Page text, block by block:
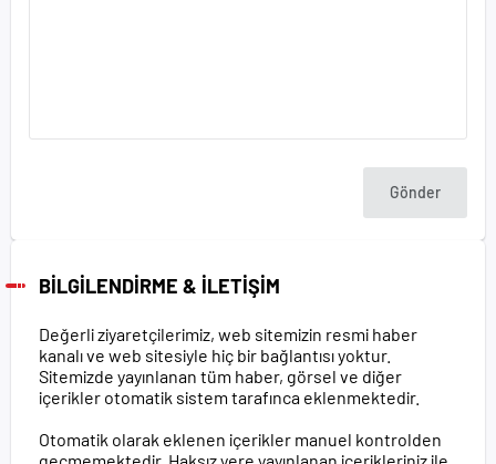
BİLGİLENDİRME & İLETİŞİM
Değerli ziyaretçilerimiz, web sitemizin resmi haber
kanalı ve web sitesiyle hiç bir bağlantısı yoktur.
Sitemizde yayınlanan tüm haber, görsel ve diğer
içerikler otomatik sistem tarafınca eklenmektedir.
Otomatik olarak eklenen içerikler manuel kontrolden